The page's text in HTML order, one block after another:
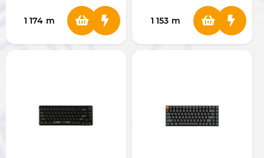
1 174 m 1 153 m